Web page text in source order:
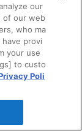
our
of our web
who ma
provi
your use
to custo
Poli